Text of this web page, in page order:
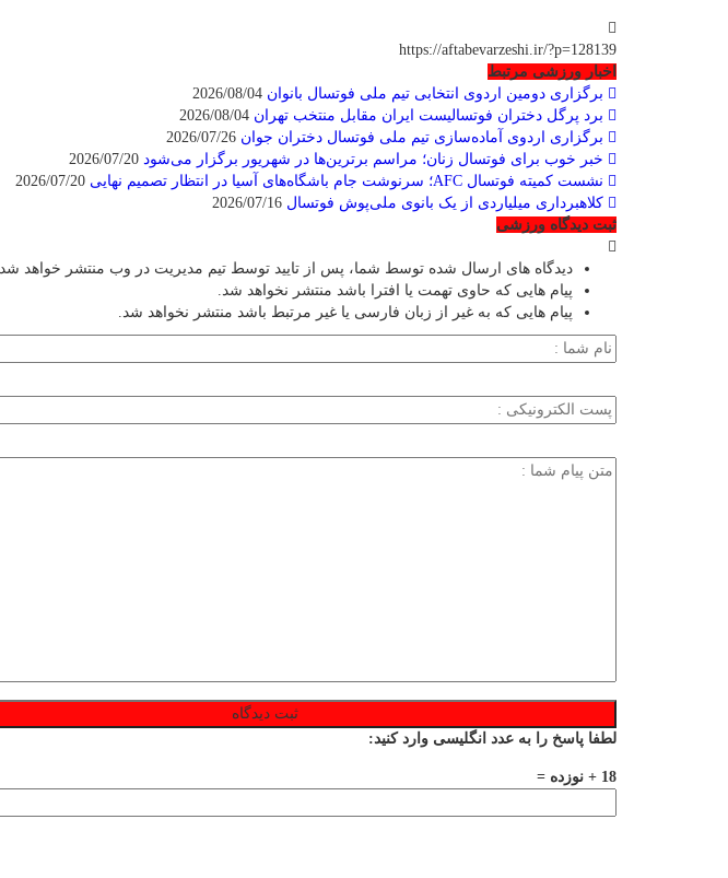
https://aftabevarzeshi.ir/?p=128139
اخبار ورزشی مرتبط
برگزاری دومین اردوی انتخابی تیم ملی فوتسال بانوان
برد پرگل دختران فوتسالیست ایران مقابل منتخب تهران
برگزاری اردوی آماده‌سازی تیم ملی فوتسال دختران جوان
خبر خوب برای فوتسال زنان؛ مراسم برترین‌ها در شهریور برگزار می‌شود
نشست کمیته فوتسال AFC؛ سرنوشت جام باشگاه‌های آسیا در انتظار تصمیم نهایی
کلاهبرداری میلیاردی از یک بانوی ملی‌پوش فوتسال
ثبت دیدگاه ورزشی
دیدگاه های ارسال شده توسط شما، پس از تایید توسط تیم مدیریت در وب منتشر خواهد شد.
پیام هایی که حاوی تهمت یا افترا باشد منتشر نخواهد شد.
پیام هایی که به غیر از زبان فارسی یا غیر مرتبط باشد منتشر نخواهد شد.
لطفا پاسخ را به عدد انگلیسی وارد کنید:
18 + نوزده =